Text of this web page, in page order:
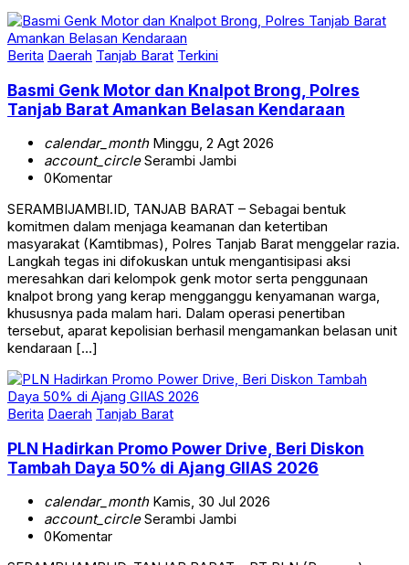
Berita Daerah Tanjab Barat Terkini
Basmi Genk Motor dan Knalpot Brong, Polres
Tanjab Barat Amankan Belasan Kendaraan
calendar_monthMinggu, 2 Agt 2026
account_circleSerambi Jambi
0Komentar
SERAMBIJAMBI.ID, TANJAB BARAT – Sebagai bentuk
komitmen dalam menjaga keamanan dan ketertiban
masyarakat (Kamtibmas), Polres Tanjab Barat menggelar razia.
Langkah tegas ini difokuskan untuk mengantisipasi aksi
meresahkan dari kelompok genk motor serta penggunaan
knalpot brong yang kerap mengganggu kenyamanan warga,
khususnya pada malam hari. Dalam operasi penertiban
tersebut, aparat kepolisian berhasil mengamankan belasan unit
kendaraan […]
Berita Daerah Tanjab Barat
PLN Hadirkan Promo Power Drive, Beri Diskon
Tambah Daya 50% di Ajang GIIAS 2026
calendar_monthKamis, 30 Jul 2026
account_circleSerambi Jambi
0Komentar